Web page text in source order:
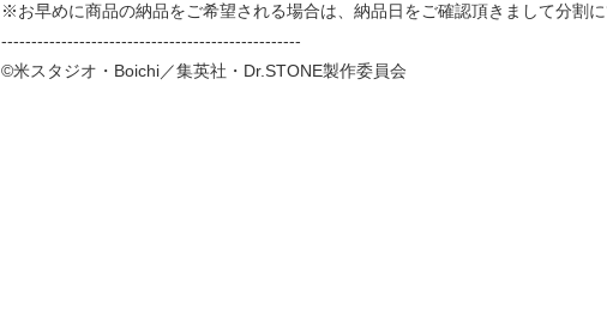
※お早めに商品の納品をご希望される場合は、納品日をご確認頂きまして分割
--------------------------------------------------
©米スタジオ・Boichi／集英社・Dr.STONE製作委員会